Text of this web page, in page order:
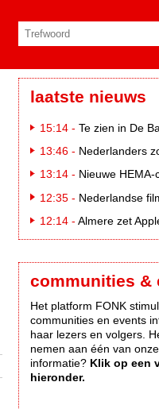
laatste nieuws
15:14 - Te zien in De Balie:
13:46 - Nederlanders zoeken
13:14 - Nieuwe HEMA-campagne
12:35 - Nederlandse
12:14 - Almere zet Apple
communities &
Het platform FONK
communities en events
haar lezers en volgers.
nemen aan één van
informatie? Klik op een
hieronder.